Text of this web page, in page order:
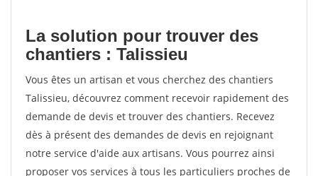
La solution pour trouver des
chantiers : Talissieu
Vous êtes un artisan et vous cherchez des chantiers
Talissieu, découvrez comment recevoir rapidement des
demande de devis et trouver des chantiers. Recevez
dès à présent des demandes de devis en rejoignant
notre service d'aide aux artisans. Vous pourrez ainsi
proposer vos services à tous les particuliers proches de